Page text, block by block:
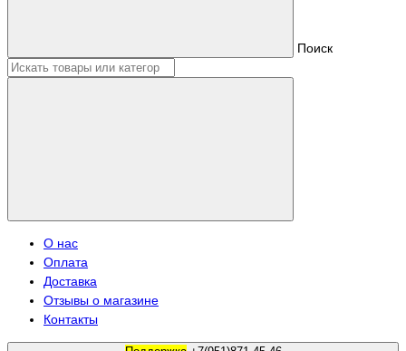
Поиск
О нас
Оплата
Доставка
Отзывы о магазине
Контакты